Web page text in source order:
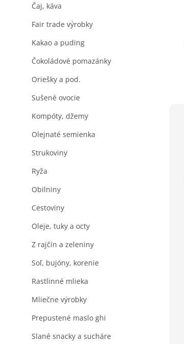
Čaj, káva
Fair trade výrobky
Kakao a puding
Čokoládové pomazánky
Oriešky a pod.
Sušené ovocie
Kompóty, džemy
Olejnaté semienka
Strukoviny
Ryža
Obilniny
Cestoviny
Oleje, tuky a octy
Z rajčín a zeleniny
Soľ, bujóny, korenie
Rastlinné mlieka
Mliečne výrobky
Prepustené maslo ghi
Slané snacky a sucháre